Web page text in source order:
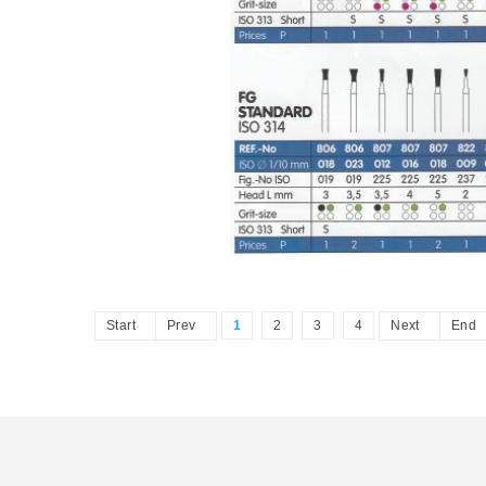
Start Prev 1 2 3 4 Next End